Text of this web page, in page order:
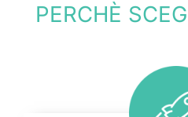
PERCHÈ